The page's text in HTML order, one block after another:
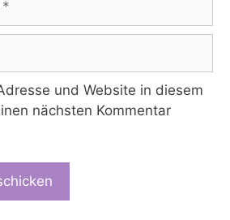
und Website in diesem
nächsten Kommentar